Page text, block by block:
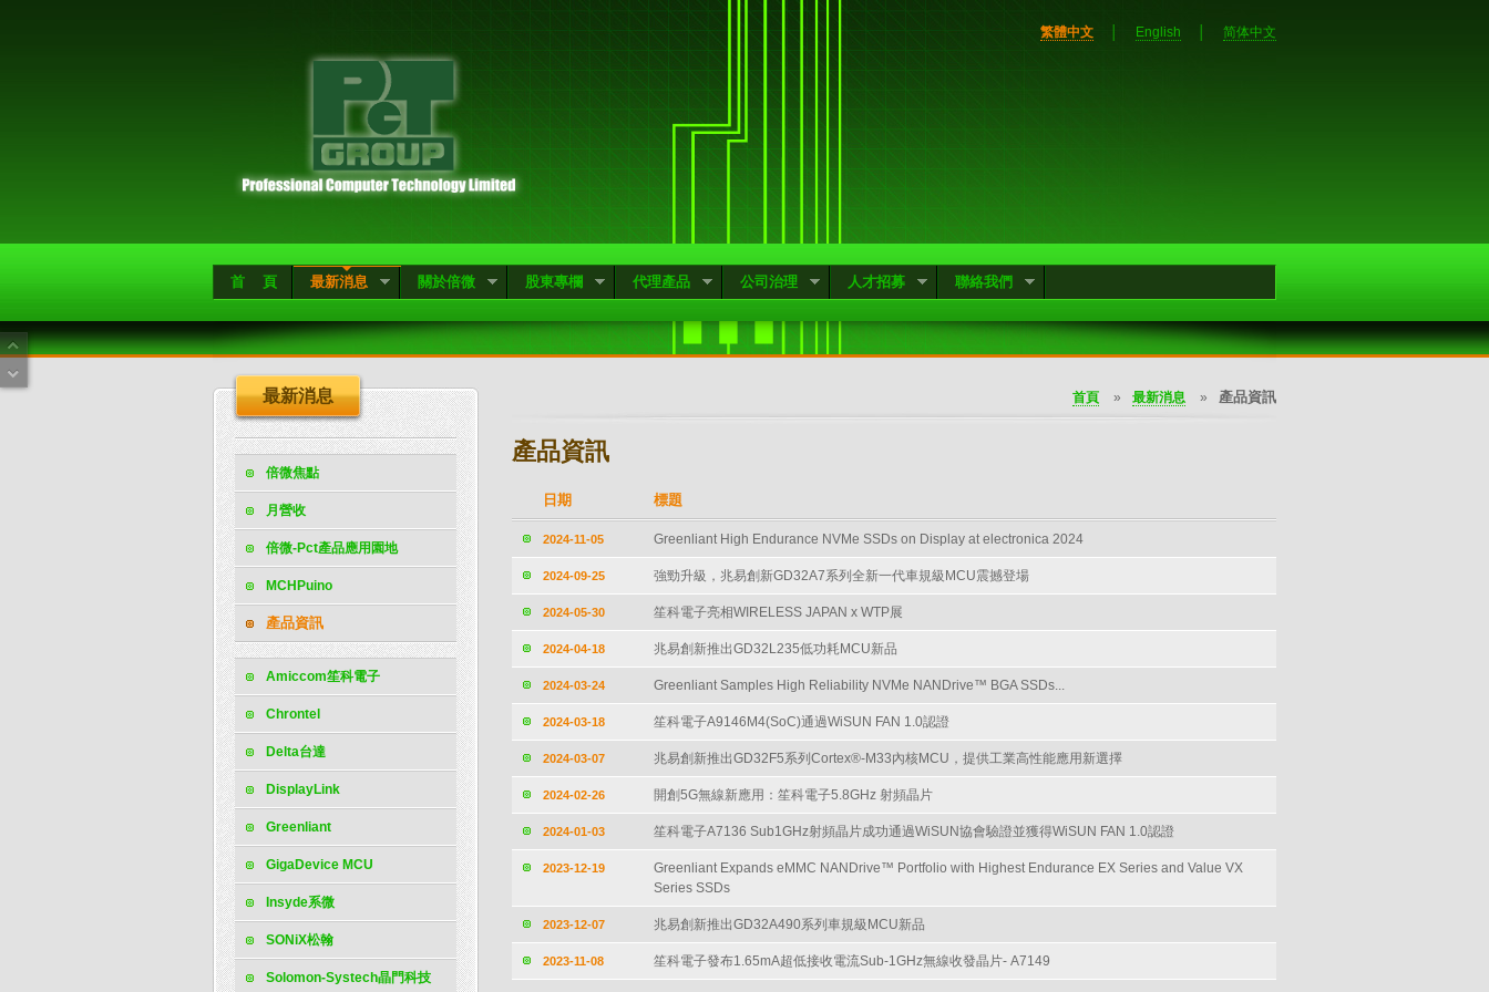
繁體中文 English 简体中文
首 頁 最新消息 關於倍微 股東專欄 代理產品 公司治理 人才招募 聯絡我們
最新消息
倍微焦點
月營收
倍微-Pct產品應用園地
MCHPuino
產品資訊
Amiccom笙科電子
Chrontel
Delta台達
DisplayLink
Greenliant
GigaDevice MCU
Insyde系微
SONiX松翰
Solomon-Systech晶門科技
首頁 » 最新消息 » 產品資訊
產品資訊
日期 標題
2024-11-05 Greenliant High Endurance NVMe SSDs on Display at electronica 2024
2024-09-25 強勁升級，兆易創新GD32A7系列全新一代車規級MCU震撼登場
2024-05-30 笙科電子亮相WIRELESS JAPAN x WTP展
2024-04-18 兆易創新推出GD32L235低功耗MCU新品
2024-03-24 Greenliant Samples High Reliability NVMe NANDrive™ BGA SSDs...
2024-03-18 笙科電子A9146M4(SoC)通過WiSUN FAN 1.0認證
2024-03-07 兆易創新推出GD32F5系列Cortex®-M33內核MCU，提供工業高性能應用新選擇
2024-02-26 開創5G無線新應用：笙科電子5.8GHz 射頻晶片
2024-01-03 笙科電子A7136 Sub1GHz射頻晶片成功通過WiSUN協會驗證並獲得WiSUN FAN 1.0認證
2023-12-19
Greenliant Expands eMMC NANDrive™ Portfolio with Highest Endurance EX Series and Value VX
Series SSDs
2023-12-07 兆易創新推出GD32A490系列車規級MCU新品
2023-11-08 笙科電子發布1.65mA超低接收電流Sub-1GHz無線收發晶片- A7149